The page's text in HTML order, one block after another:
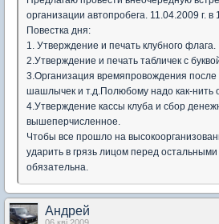
организации автопробега. 11.04.2009 г. в
Повестка дня:
1. Утверждение и печать клубного флага.
2.Утверждение и печать табличек с
3.Организация времяпровождения после
шашлычек и т.д.Полюбому надо как-нить
4.Утверждение кассы клуба и сбор
вышеперчисленное.
Чтобы все прошло на
ударить в грязь лицом перед
обязательна.
Андрей